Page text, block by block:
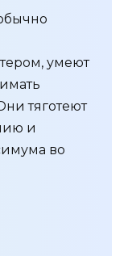
умеют
тяготеют
и
во